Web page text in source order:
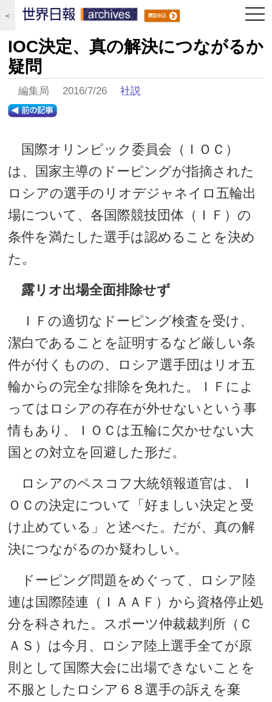
＜
IOC決定、真の解決につながるか
疑問
編集局 2016/7/26社説
国際オリンピック委員会（ＩＯＣ）
は、国家主導のドーピングが指摘された
ロシアの選手のリオデジャネイロ五輪出
場について、各国際競技団体（ＩＦ）の
条件を満たした選手は認めることを決め
た。
露リオ出場全面排除せず
ＩＦの適切なドーピング検査を受け、
潔白であることを証明するなど厳しい条
件が付くものの、ロシア選手団はリオ五
輪からの完全な排除を免れた。ＩＦによ
ってはロシアの存在が外せないという事
情もあり、ＩＯＣは五輪に欠かせない大
国との対立を回避した形だ。
ロシアのペスコフ大統領報道官は、Ｉ
ＯＣの決定について「好ましい決定と受
け止めている」と述べた。だが、真の解
決につながるのか疑わしい。
ドーピング問題をめぐって、ロシア陸
連は国際陸連（ＩＡＡＦ）から資格停止処
分を科された。スポーツ仲裁裁判所（Ｃ
ＡＳ）は今月、ロシア陸上選手全てが原
則として国際大会に出場できないことを
不服としたロシア６８選手の訴えを棄